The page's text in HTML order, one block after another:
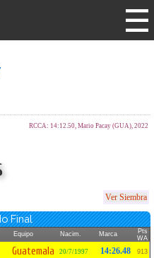
RCCA: 14:12.50, Mario Pacay (GUA), 2022
Ver Siembra
Final
Equipo Nacim. Marca
Pts
WA
Guatemala 20/7/1997 14:26.48 913